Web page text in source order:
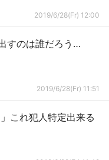
2019/6/28(Fr) 12:00
すのは誰だろう…
2019/6/28(Fr) 11:51
これ犯人特定出来る